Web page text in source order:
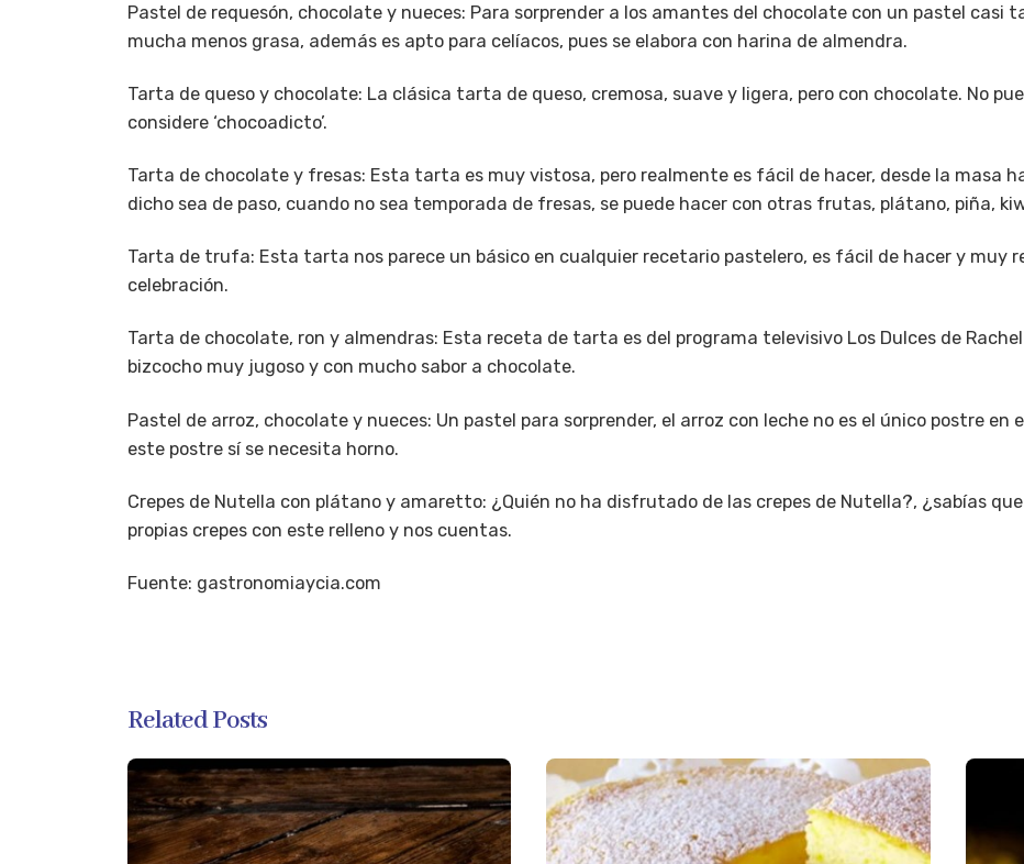
Pastel de requesón, chocolate y nueces: Para sorprender a los amantes del chocolate con un pastel casi
mucha menos grasa, además es apto para celíacos, pues se elabora con harina de almendra.
Tarta de queso y chocolate: La clásica tarta de queso, cremosa, suave y ligera, pero con chocolate. No
considere ‘chocoadicto’.
Tarta de chocolate y fresas: Esta tarta es muy vistosa, pero realmente es fácil de hacer, desde la masa
dicho sea de paso, cuando no sea temporada de fresas, se puede hacer con otras frutas, plátano, piña,
Tarta de trufa: Esta tarta nos parece un básico en cualquier recetario pastelero, es fácil de hacer y muy
celebración.
Tarta de chocolate, ron y almendras: Esta receta de tarta es del programa televisivo Los Dulces de
bizcocho muy jugoso y con mucho sabor a chocolate.
Pastel de arroz, chocolate y nueces: Un pastel para sorprender, el arroz con leche no es el único postre en
este postre sí se necesita horno.
Crepes de Nutella con plátano y amaretto: ¿Quién no ha disfrutado de las crepes de Nutella?, ¿sabías
propias crepes con este relleno y nos cuentas.
Fuente: gastronomiaycia.com
Related Posts